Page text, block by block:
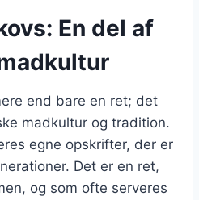
En del af
end bare en ret; det
madkultur og tradition.
egne opskrifter, der er
Det er en ret,
og som ofte serveres